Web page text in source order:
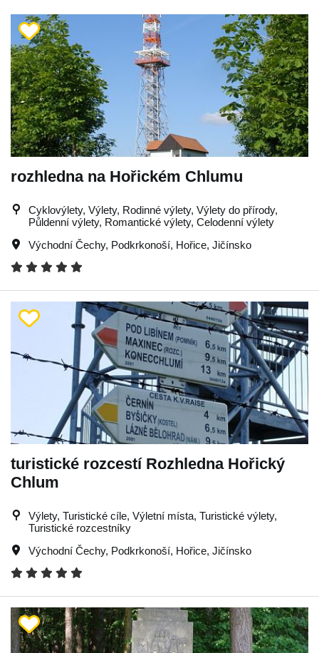
rozhledna na Hořickém Chlumu
Cyklovýlety, Výlety, Rodinné výlety, Výlety do přírody,
Půldenní výlety, Romantické výlety, Celodenní výlety
Východní Čechy, Podkrkonoší, Hořice, Jičínsko
turistické rozcestí Rozhledna Hořický
Chlum
Výlety, Turistické cíle, Výletní místa, Turistické výlety,
Turistické rozcestníky
Východní Čechy, Podkrkonoší, Hořice, Jičínsko